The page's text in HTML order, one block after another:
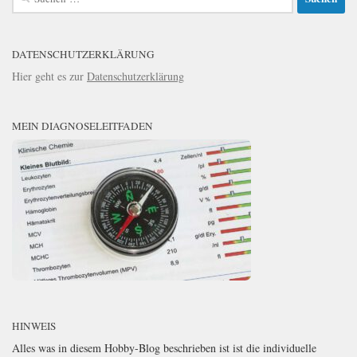
nach:
DATENSCHUTZERKLÄRUNG
Hier geht es zur Datenschutzerklärung
MEIN DIAGNOSELEITFADEN
HINWEIS
Alles was in diesem Hobby-Blog beschrieben ist ist die individuelle